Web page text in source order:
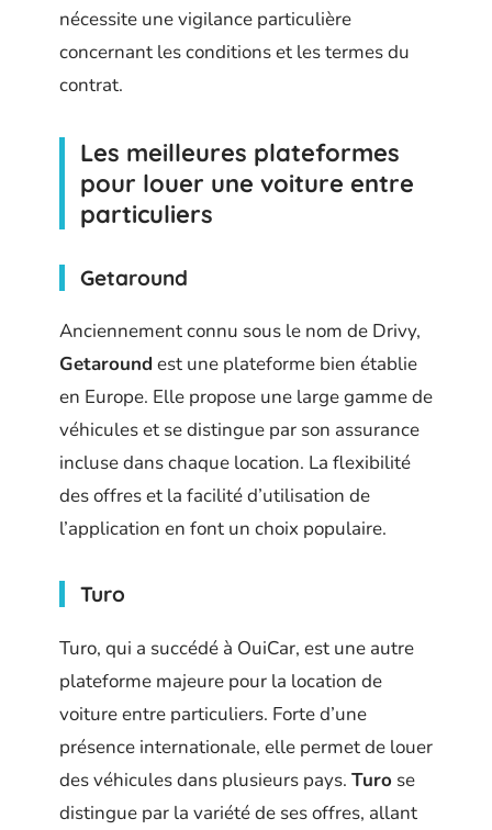
nécessite une vigilance particulière
concernant les conditions et les termes du
contrat.
Les meilleures plateformes
pour louer une voiture entre
particuliers
Getaround
Anciennement connu sous le nom de Drivy,
Getaround est une plateforme bien établie
en Europe. Elle propose une large gamme de
véhicules et se distingue par son assurance
incluse dans chaque location. La flexibilité
des offres et la facilité d’utilisation de
l’application en font un choix populaire.
Turo
Turo, qui a succédé à OuiCar, est une autre
plateforme majeure pour la location de
voiture entre particuliers. Forte d’une
présence internationale, elle permet de louer
des véhicules dans plusieurs pays. Turo se
distingue par la variété de ses offres, allant